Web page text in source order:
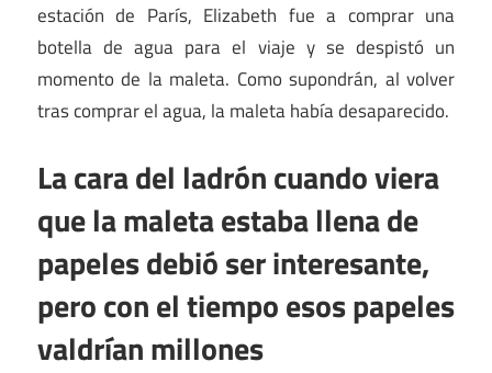
estación de París, Elizabeth fue a comprar una
botella de agua para el viaje y se despistó un
momento de la maleta. Como supondrán, al volver
tras comprar el agua, la maleta había desaparecido.
La cara del ladrón cuando viera
que la maleta estaba llena de
papeles debió ser interesante,
pero con el tiempo esos papeles
valdrían millones